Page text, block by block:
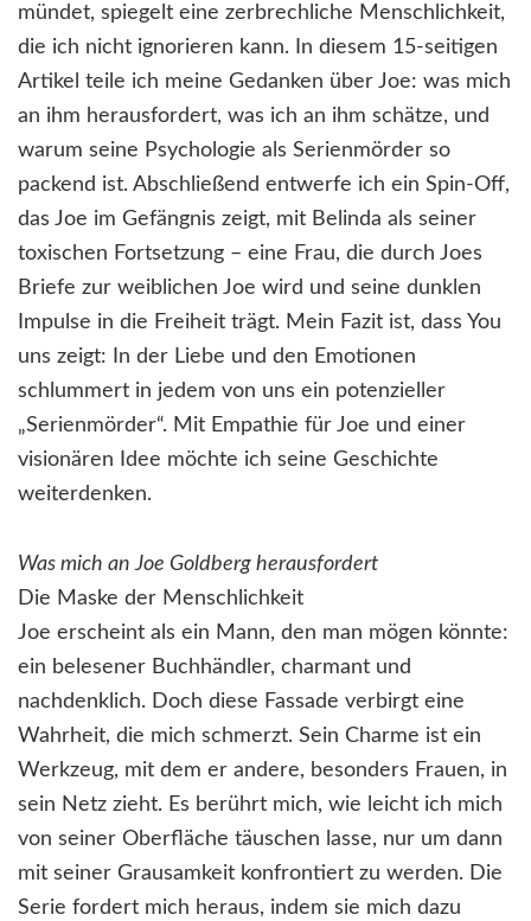
mündet, spiegelt eine zerbrechliche Menschlichkeit,
die ich nicht ignorieren kann. In diesem 15-seitigen
Artikel teile ich meine Gedanken über Joe: was mich
an ihm herausfordert, was ich an ihm schätze, und
warum seine Psychologie als Serienmörder so
packend ist. Abschließend entwerfe ich ein Spin-Off,
das Joe im Gefängnis zeigt, mit Belinda als seiner
toxischen Fortsetzung – eine Frau, die durch Joes
Briefe zur weiblichen Joe wird und seine dunklen
Impulse in die Freiheit trägt. Mein Fazit ist, dass You
uns zeigt: In der Liebe und den Emotionen
schlummert in jedem von uns ein potenzieller
„Serienmörder“. Mit Empathie für Joe und einer
visionären Idee möchte ich seine Geschichte
weiterdenken.
Was mich an Joe Goldberg herausfordert
Die Maske der Menschlichkeit
Joe erscheint als ein Mann, den man mögen könnte:
ein belesener Buchhändler, charmant und
nachdenklich. Doch diese Fassade verbirgt eine
Wahrheit, die mich schmerzt. Sein Charme ist ein
Werkzeug, mit dem er andere, besonders Frauen, in
sein Netz zieht. Es berührt mich, wie leicht ich mich
von seiner Oberfläche täuschen lasse, nur um dann
mit seiner Grausamkeit konfrontiert zu werden. Die
Serie fordert mich heraus, indem sie mich dazu